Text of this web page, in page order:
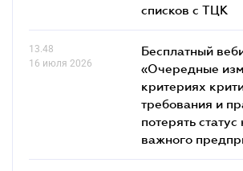
списков c ТЦК
13.48
16 июля 2026
Бесплатный
«Очередные
критериях
требования и
потерять
важного